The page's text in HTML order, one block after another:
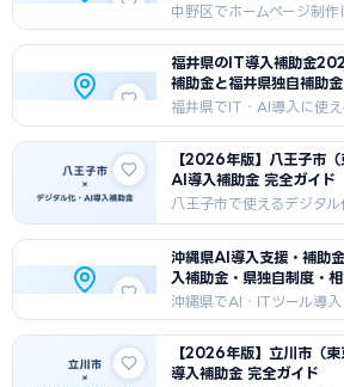
模事業者持続化補助金（
上限50万円）。制度別比
順・相談窓口一覧・業種
ディ・FAQ8問を収録。
中野区でホームページ制作
金・助成金を2026年版で
中野区経営力強化支援事
大20万円・補助率1/2）・
タル導入促進補助事業（
円）・デジタル化AI導入補
用法、申請条件、制作会
ント、FAQ8問を収録。
福井県のIT導入補助金
補助金と福井県独自補助
福井県でIT・AI導入に使
2026年版で完全解説。国
化・AI導入補助金2026（
助金）」（最大450万円
くいDX加速化補助金（最
円）・ふくいデジタル導入
補助金（最大50万円）・
値向上推進補助金を一覧
活用事例・申請手順・相
FAQ10問まで収録した
ガイド。
【2026年版】八王子市（
AI導入補助金 完全ガイド
八王子市で使えるデジタ
補助金を徹底解説。IT導
のづくり補助金・市独自
方法・採択事例・支援機
2026年最新版でお届けし
品（オリンパス）・繊維
向けDX補助金情報。
沖縄県AI導入支援・補助
入補助金・県独自制度・
沖縄県でAI・ITツール導
助金を2026年最新版で完
のデジタル化・AI導入補
450万円）、ISCO小規模
ル化支援、沖縄物流デジタ
【2026年版】立川市（
導入補助金 完全ガイド